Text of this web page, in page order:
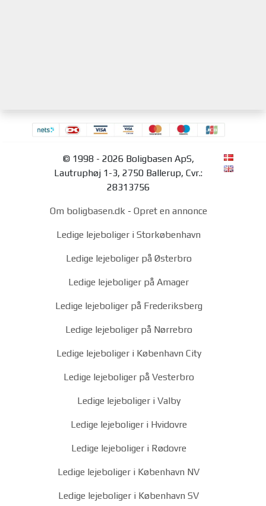
© 1998 - 2026 Boligbasen ApS,
Lautruphøj 1-3, 2750 Ballerup, Cvr.:
28313756
Om boligbasen.dk - Opret en annonce
Ledige lejeboliger i Storkøbenhavn
Ledige lejeboliger på Østerbro
Ledige lejeboliger på Amager
Ledige lejeboliger på Frederiksberg
Ledige lejeboliger på Nørrebro
Ledige lejeboliger i København City
Ledige lejeboliger på Vesterbro
Ledige lejeboliger i Valby
Ledige lejeboliger i Hvidovre
Ledige lejeboliger i Rødovre
Ledige lejeboliger i København NV
Ledige lejeboliger i København SV